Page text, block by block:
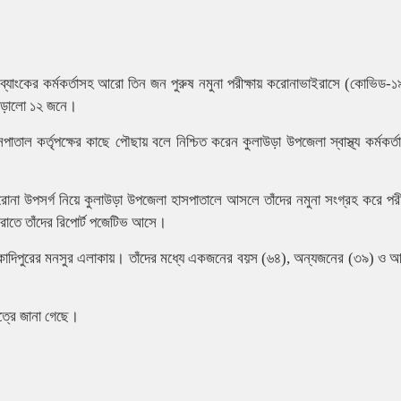
কর্মকর্তাসহ আরো তিন জন পুরুষ নমুনা পরীক্ষায় করোনাভাইরাসে (কোভিড-
১২ জনে।
কর্তৃপক্ষের কাছে পৌছায় বলে নিশ্চিত করেন কুলাউড়া উপজেলা স্বাস্থ্য
উপসর্গ নিয়ে কুলাউড়া উপজেলা হাসপাতালে আসলে তাঁদের নমুনা সংগ্রহ করে
তাঁদের রিপোর্ট পজেটিভ আসে।
কাদিপুরের মনসুর এলাকায়। তাঁদের মধ্যে একজনের বয়স (৬৪), অন্যজনের (৩৯) ও
জানা গেছে।